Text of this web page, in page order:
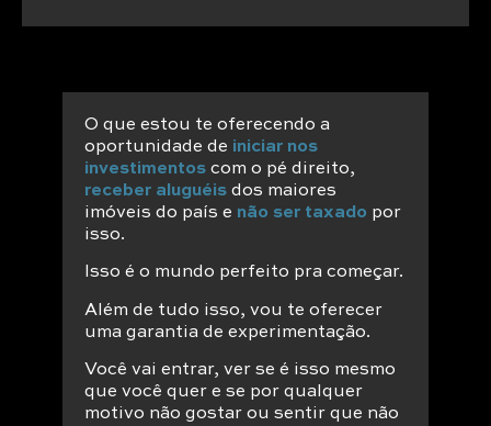
O que estou te oferecendo a
oportunidade de iniciar nos
investimentoscom o pé direito,
receber aluguéisdos maiores
imóveis do país e não ser taxado por
isso.
Isso é o mundo perfeito pra começar.
Além de tudo isso, vou te oferecer
uma garantia de experimentação.
Você vai entrar, ver se é isso mesmo
que você quer e se por qualquer
motivo não gostar ou sentir que não